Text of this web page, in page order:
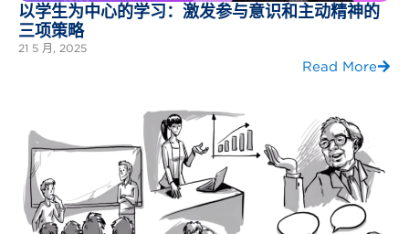
以学生为中心的学习：激发参与意识和主动精神的
三项策略
21 5 月, 2025
Read More